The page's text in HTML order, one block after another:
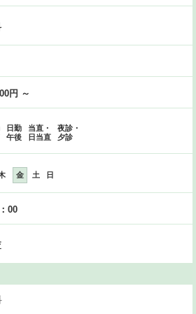
円 ～
日勤
午後
当直・
日当直
夜診・
夕診
金 土 日
00